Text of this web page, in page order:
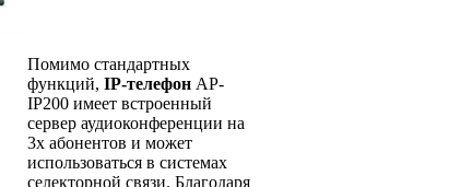
Помимо стандартных
функций, IP-телефон AP-
IP200 имеет встроенный
сервер аудиоконференции на
3х абонентов и может
использоваться в системах
селекторной связи. Благодаря